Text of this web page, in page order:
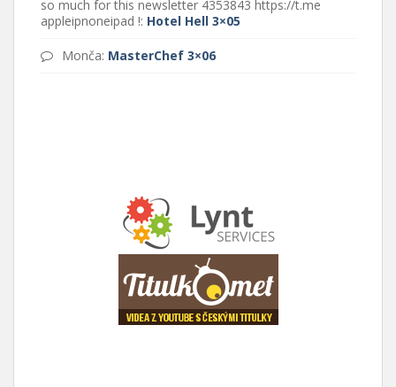
so much for this newsletter 4353843 https://t.me
appleipnoneipad !: Hotel Hell 3×05
Monča: MasterChef 3×06